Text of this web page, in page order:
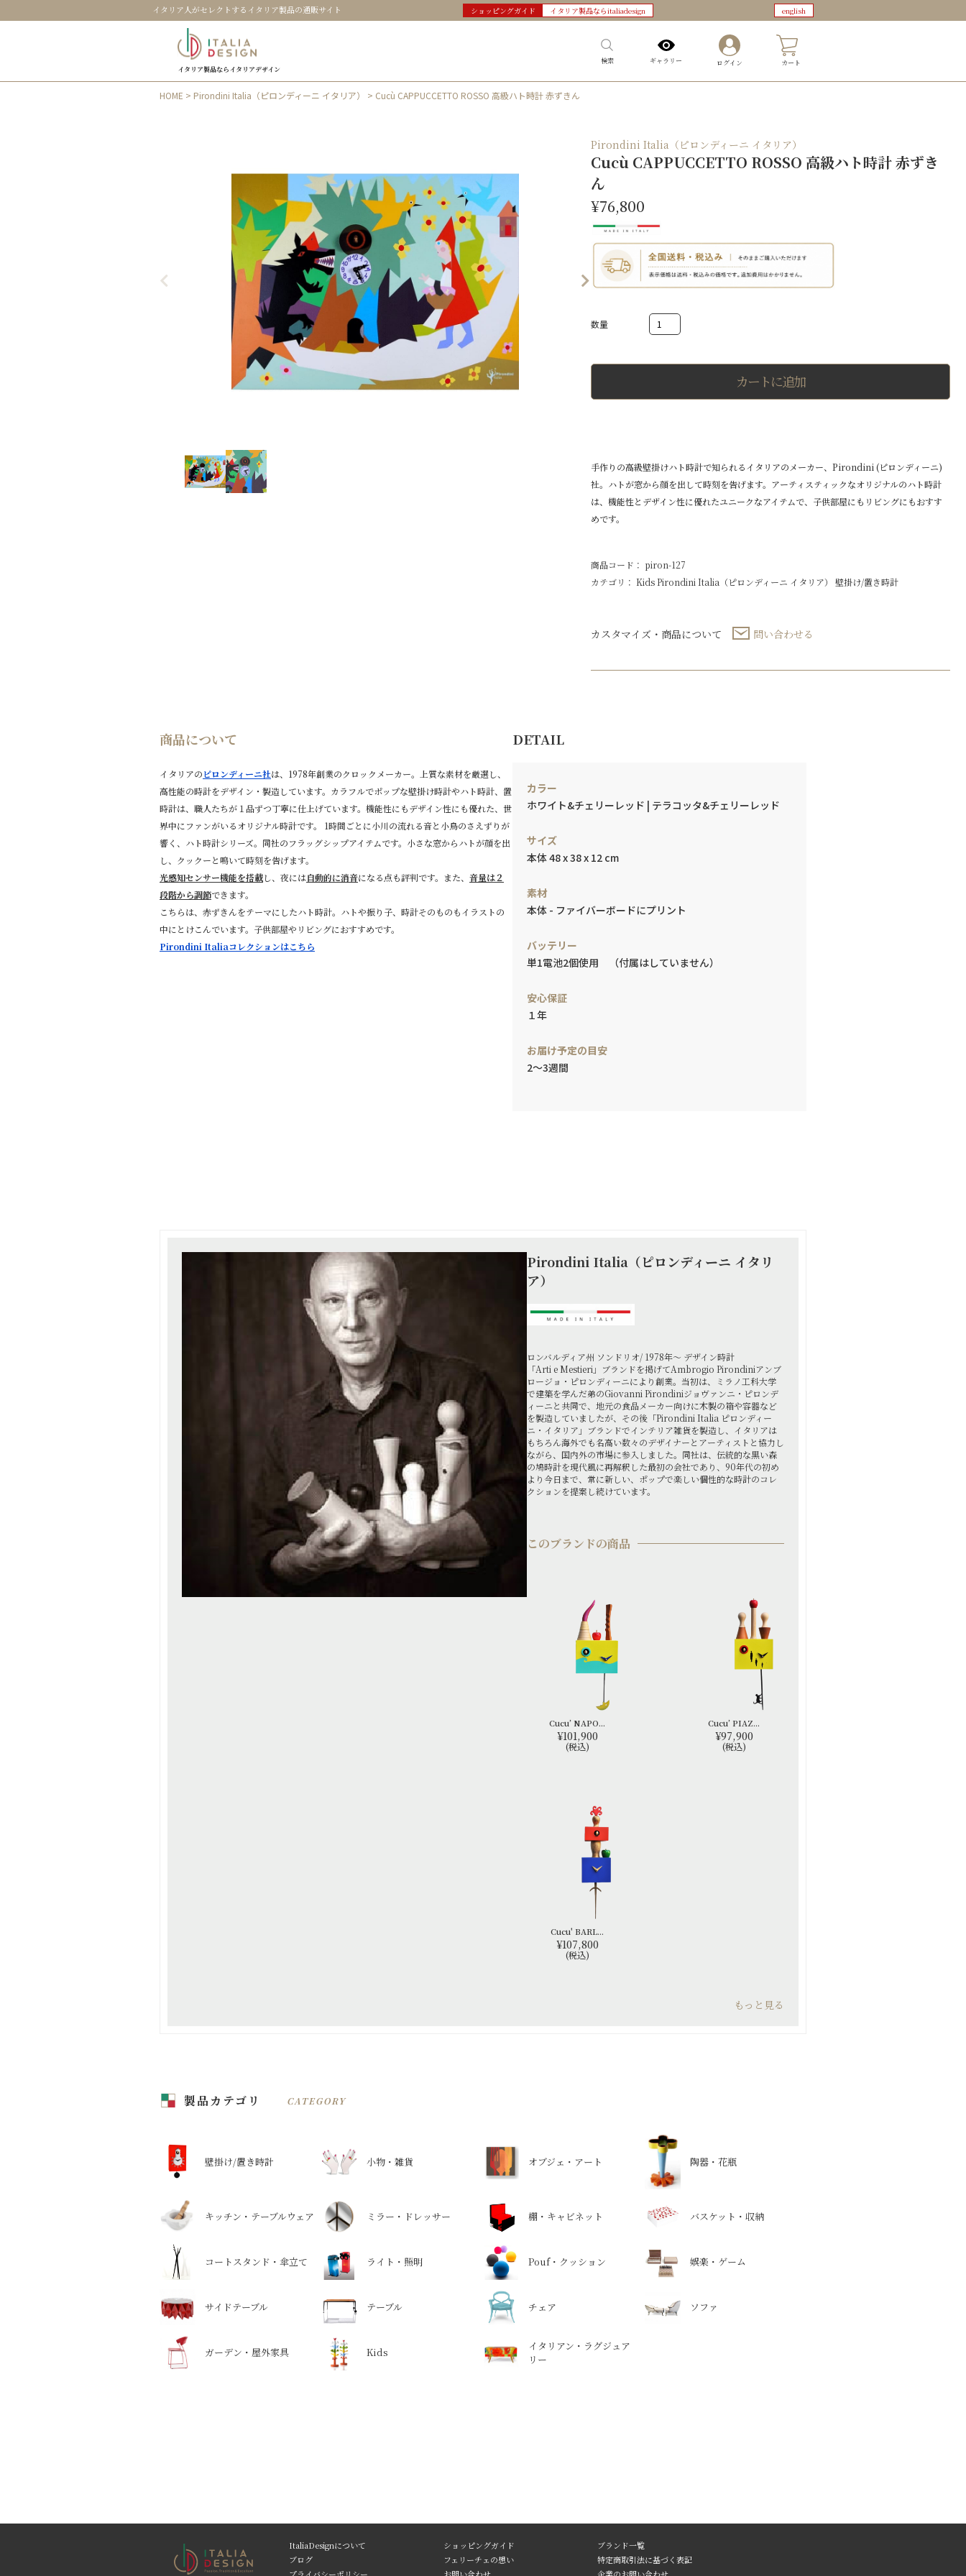
イタリア人がセレクトするイタリア製品の通販サイト ショッピングガイド イタリア製品ならitaliadesign english
イタリア製品ならイタリアデザイン
検索 ギャラリー ログイン カート
HOME > Pirondini Italia（ピロンディーニ イタリア） > Cucù CAPPUCCETTO ROSSO 高級ハト時計 赤ずきん
Pirondini Italia（ピロンディーニ イタリア）
Cucù CAPPUCCETTO ROSSO 高級ハト時計 赤ずき
ん
¥76,800
Cucù
CAPPUCCETTO
ROSSO
時
個
カートに追加
手作りの高級壁掛けハト時計で知られるイタリアのメーカー、Pirondini (ピロンディーニ)
社。ハトが窓から顔を出して時刻を告げます。アーティスティックなオリジナルのハト時計
は、機能性とデザイン性に優れたユニークなアイテムで、子供部屋にもリビングにもおすす
めです。
商品コード： piron-127
カテゴリ： KidsPirondini Italia（ピロンディーニ イタリア） 壁掛け/置き時計
カスタマイズ・商品について 問い合わせる
商品について
イタリアのピロンディーニ社は、1978年創業のクロックメーカー。上質な素材を厳選し、
高性能の時計をデザイン・製造しています。カラフルでポップな壁掛け時計やハト時計、置
時計は、職人たちが１品ずつ丁寧に仕上げています。機能性にもデザイン性にも優れた、世
界中にファンがいるオリジナル時計です。 1時間ごとに小川の流れる音と小鳥のさえずりが
響く、ハト時計シリーズ。同社のフラッグシップアイテムです。小さな窓からハトが顔を出
し、クックーと鳴いて時刻を告げます。
光感知センサー機能を搭載し、夜には自動的に消音になる点も評判です。また、 音量は２
段階から調節できます。
こちらは、赤ずきんをテーマにしたハト時計。ハトや振り子、時計そのものもイラストの
中にとけこんでいます。子供部屋やリビングにおすすめです。
Pirondini Italiaコレクションはこちら
DETAIL
カラー
ホワイト&チェリーレッド | テラコッタ&チェリーレッド
サイズ
本体 48 x 38 x 12 cm
素材
本体 - ファイバーボードにプリント
バッテリー
単1電池2個使用 （付属はしていません）
安心保証
１年
お届け予定の目安
2～3週間
Pirondini Italia（ピロンディーニ イタリ
ア）
ロンバルディア州 ソンドリオ/ 1978年～ デザイン時計
「Arti e Mestieri」ブランドを掲げてAmbrogio Pirondiniアンブ
ロージョ・ピロンディーニにより創業。当初は、ミラノ工科大学
で建築を学んだ弟のGiovanni Pirondiniジョヴァンニ・ピロンデ
ィーニと共同で、地元の食品メーカー向けに木製の箱や容器など
を製造していましたが、その後「Pirondini Italia ピロンディー
ニ・イタリア」ブランドでインテリア雑貨を製造し、イタリアは
もちろん海外でも名高い数々のデザイナーとアーティストと協力し
ながら、国内外の市場に参入しました。同社は、伝統的な黒い森
の鳩時計を現代風に再解釈した最初の会社であり、90年代の初め
より今日まで、常に新しい、ポップで楽しい個性的な時計のコレ
クションを提案し続けています。
このブランドの商品
Cucu’ NAPO...
¥101,900
(税込)
Cucu’ PIAZ...
¥97,900
(税込)
Cucu' BARL...
¥107,800
(税込)
もっと見る
製品カテゴリ CATEGORY
壁掛け/置き時計 小物・雑貨 オブジェ・アート 陶器・花瓶
キッチン・テーブルウェア ミラー・ドレッサー 棚・キャビネット バスケット・収納
コートスタンド・傘立て ライト・照明 Pouf・クッション 娯楽・ゲーム
サイドテーブル テーブル チェア ソファ
ガーデン・屋外家具 Kids
イタリアン・ラグジュア
リー
ItaliaDesignについて ショッピングガイド
ブランド一覧
ブログ
フェリーチェの想い
特定商取引法に基づく表記
プライバシーポリシー
お問い合わせ 企業のお問い合わせ